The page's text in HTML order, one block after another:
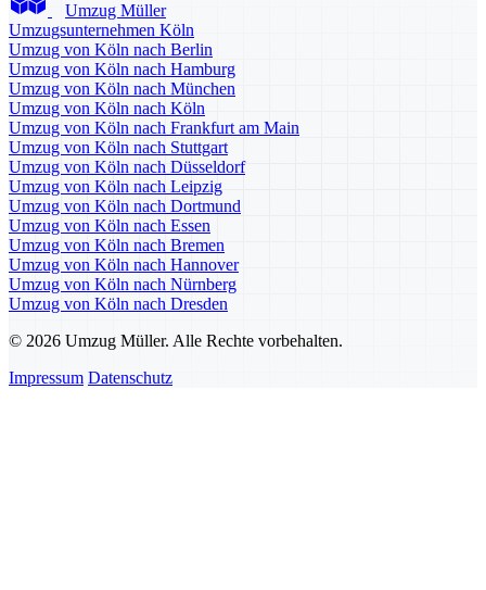
Umzug Müller
Umzugsunternehmen Köln
Umzug von Köln nach Berlin
Umzug von Köln nach Hamburg
Umzug von Köln nach München
Umzug von Köln nach Köln
Umzug von Köln nach Frankfurt am Main
Umzug von Köln nach Stuttgart
Umzug von Köln nach Düsseldorf
Umzug von Köln nach Leipzig
Umzug von Köln nach Dortmund
Umzug von Köln nach Essen
Umzug von Köln nach Bremen
Umzug von Köln nach Hannover
Umzug von Köln nach Nürnberg
Umzug von Köln nach Dresden
© 2026 Umzug Müller. Alle Rechte vorbehalten.
Impressum Datenschutz